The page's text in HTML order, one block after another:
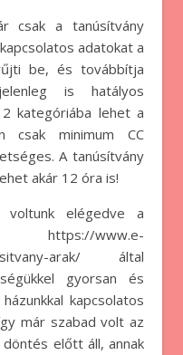
csak a tanúsítvány
adatokat a
be, és továbbítja
is hatályos
kategóriába lehet a
csak minimum CC
A tanúsítvány
akár 12 óra is!
elégedve a
www.e-
arak/ által
gyorsan és
kapcsolatos
már szabad volt az
előtt áll, annak